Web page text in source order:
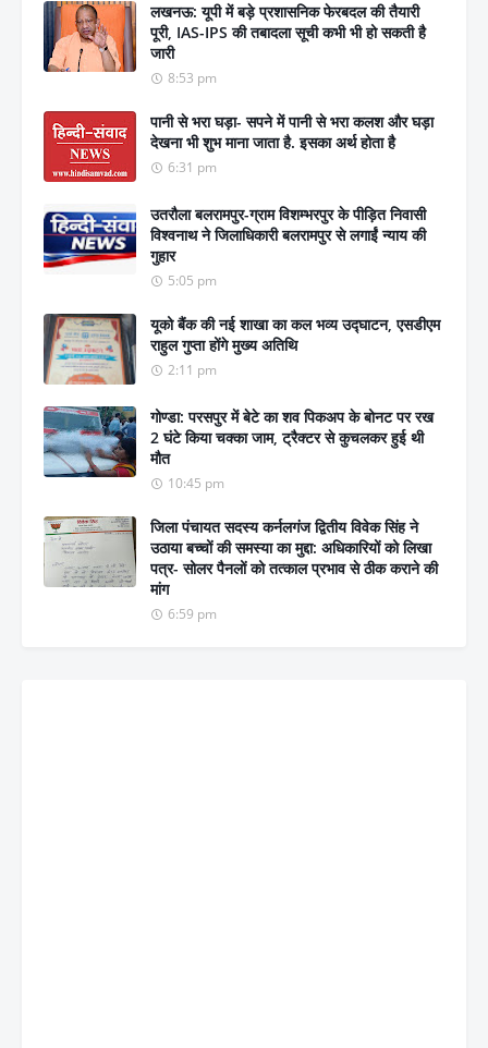
लखनऊ: यूपी में बड़े प्रशासनिक फेरबदल की तैयारी
पूरी, IAS-IPS की तबादला सूची कभी भी हो सकती है
जारी
8:53 pm
पानी से भरा घड़ा- सपने में पानी से भरा कलश और घड़ा
देखना भी शुभ माना जाता है. इसका अर्थ होता है
6:31 pm
उतरौला बलरामपुर-ग्राम विशम्भरपुर के पीड़ित निवासी
विश्वनाथ ने जिलाधिकारी बलरामपुर से लगाईं न्याय की
गुहार
5:05 pm
यूको बैंक की नई शाखा का कल भव्य उद्घाटन, एसडीएम
राहुल गुप्ता होंगे मुख्य अतिथि
2:11 pm
गोण्डा: परसपुर में बेटे का शव पिकअप के बोनट पर रख
2 घंटे किया चक्का जाम, ट्रैक्टर से कुचलकर हुई थी
मौत
10:45 pm
जिला पंचायत सदस्य कर्नलगंज द्वितीय विवेक सिंह ने
उठाया बच्चों की समस्या का मुद्दा: अधिकारियों को लिखा
पत्र- सोलर पैनलों को तत्काल प्रभाव से ठीक कराने की
मांग
6:59 pm